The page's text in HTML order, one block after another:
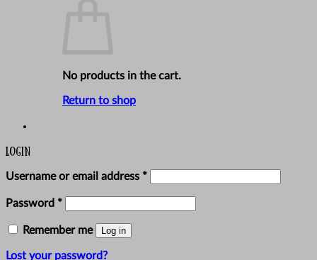
No products in the cart.
Return to shop
Login
Username or email address *Required
Password *Required
Remember me Log in
Lost your password?